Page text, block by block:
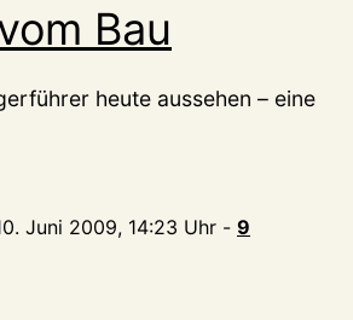
Bau
heute aussehen – eine
Juni 2009, 14:23 Uhr - 9